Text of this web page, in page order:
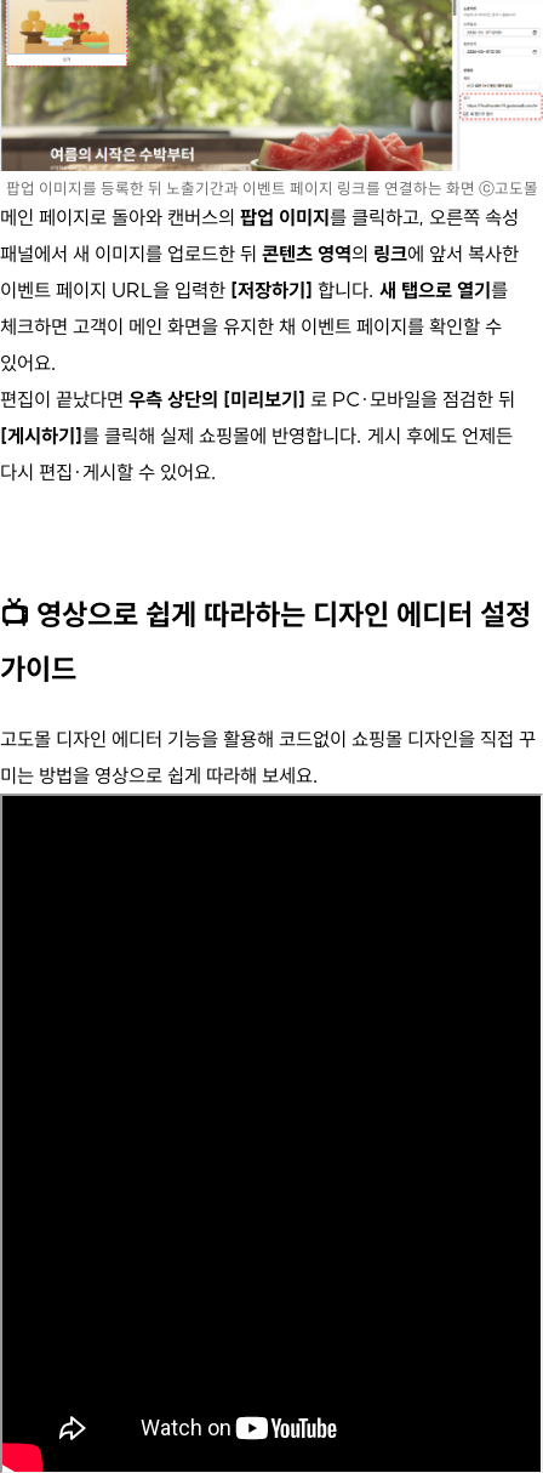
팝업 이미지를 등록한 뒤 노출기간과 이벤트 페이지 링크를 연결하는 화면 ⓒ고도몰
메인 페이지로 돌아와 캔버스의 팝업 이미지를 클릭하고, 오른쪽 속성
패널에서 새 이미지를 업로드한 뒤 콘텐츠 영역의 링크에 앞서 복사한
이벤트 페이지 URL을 입력한 [저장하기] 합니다. 새 탭으로 열기를
체크하면 고객이 메인 화면을 유지한 채 이벤트 페이지를 확인할 수
있어요.
편집이 끝났다면 우측 상단의 [미리보기] 로 PC·모바일을 점검한 뒤
[게시하기]를 클릭해 실제 쇼핑몰에 반영합니다. 게시 후에도 언제든
다시 편집·게시할 수 있어요.
📺 영상으로 쉽게 따라하는 디자인 에디터 설정
가이드
고도몰 디자인 에디터 기능을 활용해 코드없이 쇼핑몰 디자인을 직접 꾸
미는 방법을 영상으로 쉽게 따라해 보세요.